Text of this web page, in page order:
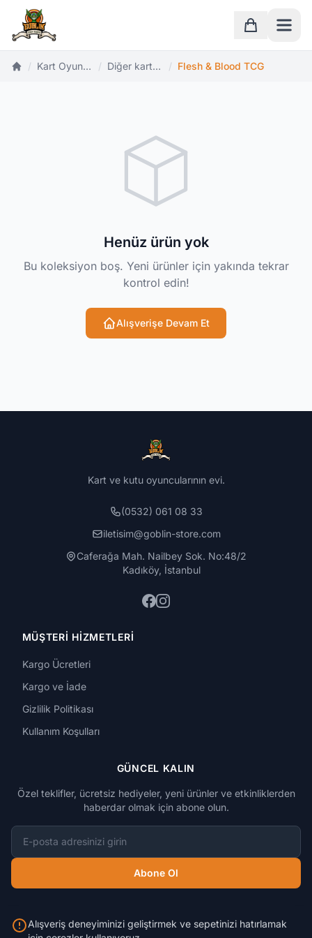
Ana Sayfa
Sepet
Ana Sayfa
/ Kart Oyunları / Diğer kart oyunları / Flesh & Blood TCG
Henüz ürün yok
Bu koleksiyon boş. Yeni ürünler için yakında tekrar
kontrol edin!
Alışverişe Devam Et
Kart ve kutu oyuncularının evi.
(0532) 061 08 33
iletisim@goblin-store.com
Caferağa Mah. Nailbey Sok. No:48/2
Kadıköy, İstanbul
MÜŞTERI HIZMETLERI
Kargo Ücretleri
Kargo ve İade
Gizlilik Politikası
Kullanım Koşulları
GÜNCEL KALIN
Özel teklifler, ücretsiz hediyeler, yeni ürünler ve etkinliklerden
haberdar olmak için abone olun.
E-posta adresi
Abone Ol
Alışveriş deneyiminizi geliştirmek ve sepetinizi hatırlamak